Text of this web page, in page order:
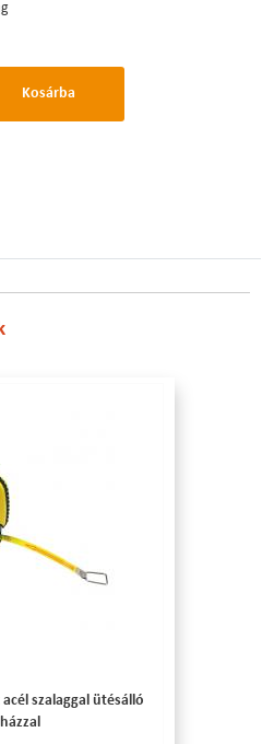
Kosárba
szalaggal ütésálló